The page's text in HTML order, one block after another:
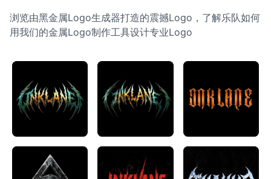
浏览由黑金属Logo生成器打造的震撼Logo，了解乐队如何
用我们的金属Logo制作工具设计专业Logo